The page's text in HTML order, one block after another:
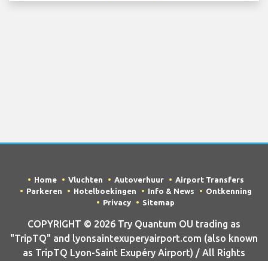
Home Vluchten Autoverhuur
Airport Transfers
Parkeren
Hotelboekingen Info & News
Ontkenning
Privacy
Sitemap
COPYRIGHT © 2026 Try Quantum OU trading as
"TripTQ" and lyonsaintexuperyairport.com (also known
as TripTQ Lyon-Saint Exupéry Airport) / All Rights